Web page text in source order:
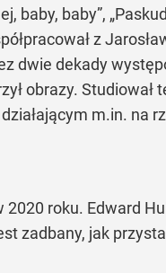
baby”,
z
dwie dekady
obrazy. Studiował
m.in. na
2020 roku. Edward
zadbany, jak